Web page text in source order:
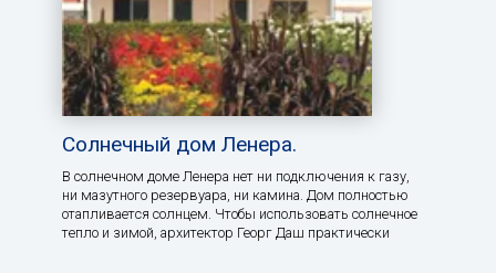
Солнечный дом Ленера.
В солнечном доме Ленера нет ни подключения к газу,
ни мазутного резервуара, ни камина. Дом полностью
отапливается солнцем. Чтобы использовать солнечное
тепло и зимой, архитектор Георг Даш практически